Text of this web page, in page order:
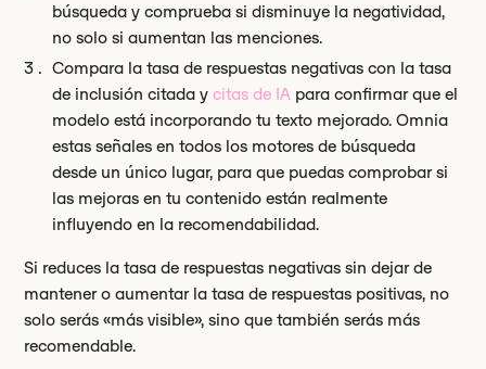
búsqueda y comprueba si disminuye la negatividad,
no solo si aumentan las menciones.
Compara la tasa de respuestas negativas con la tasa
de inclusión citada ycitas de IA para confirmar que el
modelo está incorporando tu texto mejorado. Omnia
estas señales en todos los motores de búsqueda
desde un único lugar, para que puedas comprobar si
las mejoras en tu contenido están realmente
influyendo en la recomendabilidad.
Si reduces la tasa de respuestas negativas sin dejar de
mantener o aumentar la tasa de respuestas positivas, no
solo serás «más visible», sino que también serás más
recomendable.